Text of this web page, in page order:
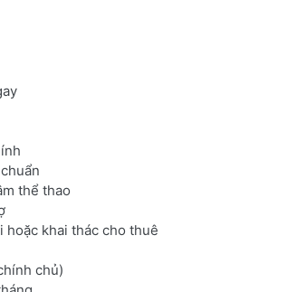
thể thao
khai thác cho thuê
chủ)